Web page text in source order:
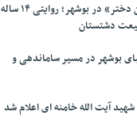
اکران مستند «آخرین دختر» در بوشهر؛ روایتی ۱۴ ساله
دشتستان
بوشهر در مسیر ساماندهی و
آیت الله خامنه ای اعلام شد